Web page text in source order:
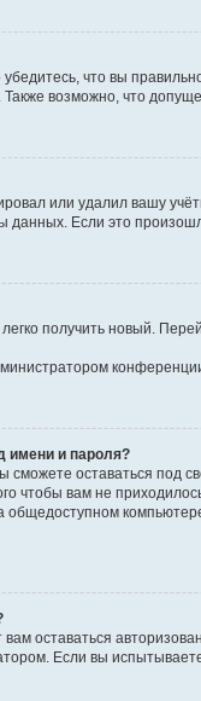
что вы
возможно, что
или удалил вашу
Если это
получить новый.
имени и пароля?
сможете оставаться под
чтобы вам не
оставаться
Если вы